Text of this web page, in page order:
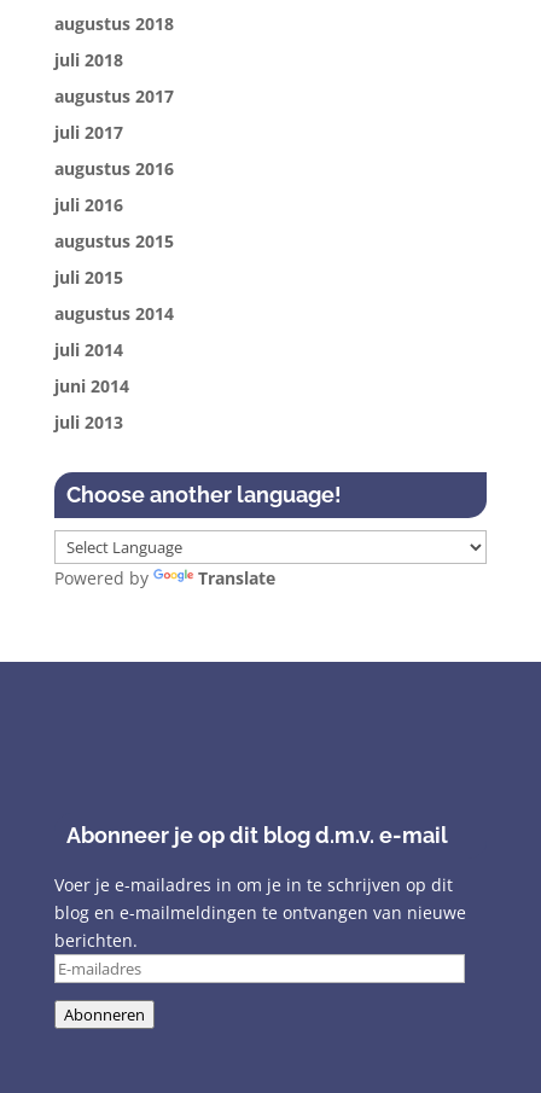
augustus 2018
juli 2018
augustus 2017
juli 2017
augustus 2016
juli 2016
augustus 2015
juli 2015
augustus 2014
juli 2014
juni 2014
juli 2013
Choose another language!
Powered by Translate
Abonneer je op dit blog d.m.v. e-mail
Voer je e-mailadres in om je in te schrijven op dit
blog en e-mailmeldingen te ontvangen van nieuwe
berichten.
E-
mailadres
Abonneren